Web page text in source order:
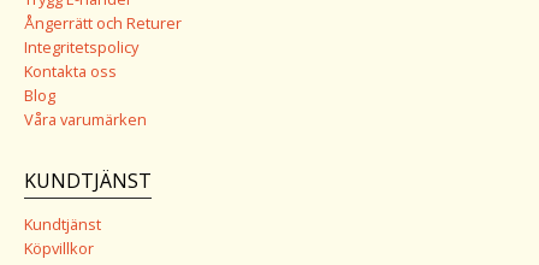
Ångerrätt och Returer
Integritetspolicy
Kontakta oss
Blog
Våra varumärken
KUNDTJÄNST
Kundtjänst
Köpvillkor